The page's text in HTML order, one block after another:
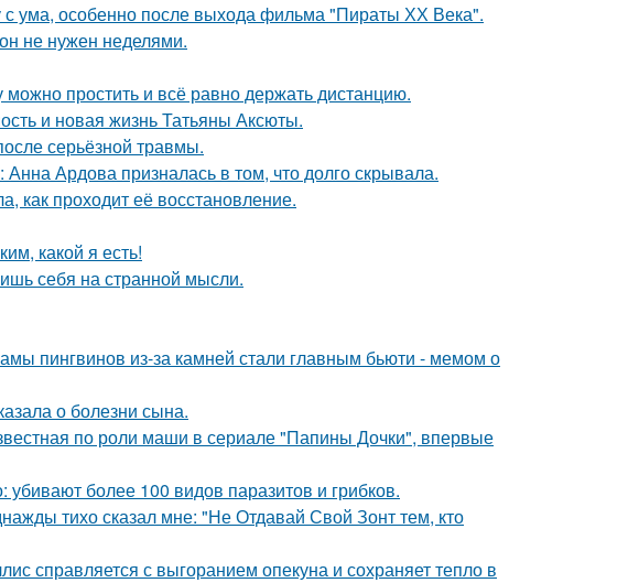
с ума, особенно после выхода фильма "Пираты ХХ Века".
не нужен неделями.
простить и всё равно держать дистанцию.
и новая жизнь Татьяны Аксюты.
серьёзной травмы.
Ардова призналась в том, что долго скрывала.
как проходит её восстановление.
какой я есть!
себя на странной мысли.
пингвинов из-за камней стали главным бьюти - мемом о
о болезни сына.
по роли маши в сериале "Папины Дочки", впервые
убивают более 100 видов паразитов и грибков.
тихо сказал мне: "Не Отдавай Свой Зонт тем, кто
справляется с выгоранием опекуна и сохраняет тепло в